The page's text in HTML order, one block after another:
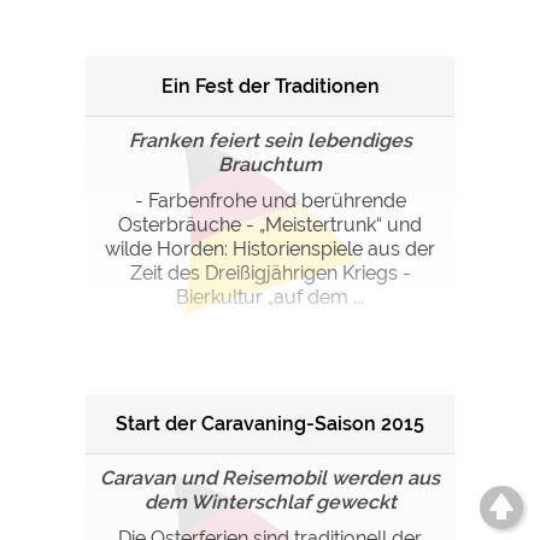
Ein Fest der Traditionen
Franken feiert sein lebendiges
Brauchtum
- Farbenfrohe und berührende
Osterbräuche - „Meistertrunk“ und
wilde Horden: Historienspiele aus der
Zeit des Dreißigjährigen Kriegs -
Bierkultur „auf dem ...
Start der Caravaning-Saison 2015
Caravan und Reisemobil werden aus
dem Winterschlaf geweckt